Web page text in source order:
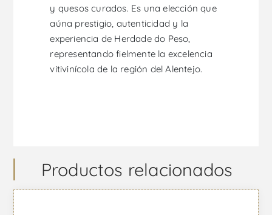
y quesos curados. Es una elección que
aúna prestigio, autenticidad y la
experiencia de Herdade do Peso,
representando fielmente la excelencia
vitivinícola de la región del Alentejo.
Productos relacionados